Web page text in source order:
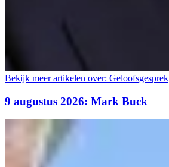
Bekijk meer artikelen over: Geloofsgesprek
9 augustus 2026: Mark Buck